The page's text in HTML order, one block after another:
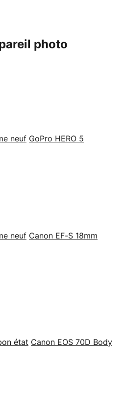
photo
neuf GoPro HERO 5
neuf Canon EF-S 18mm
état Canon EOS 70D Body